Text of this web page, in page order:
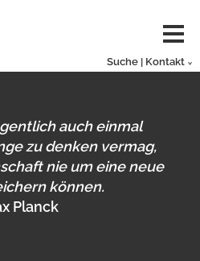
Suche | Kontakt
auch einmal
zu denken vermag,
nie um eine neue
können.
Planck